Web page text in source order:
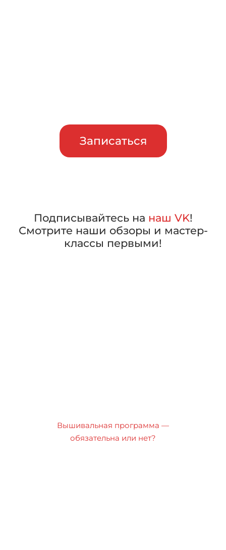
Записаться
Подписывайтесь на наш VK!
Смотрите наши обзоры и мастер-
классы первыми!
Вышивальная программа —
обязательна или нет?